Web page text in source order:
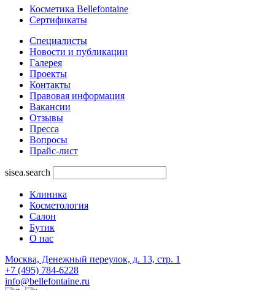
Косметика Bellefontaine
Сертификаты
Специалисты
Новости и публикации
Галерея
Проекты
Контакты
Правовая информация
Вакансии
Отзывы
Пресса
Вопросы
Прайс-лист
sisea.search
Клиника
Косметология
Салон
Бутик
О нас
Москва, Денежный переулок, д. 13, стр. 1
+7 (495) 784-6228
info@bellefontaine.ru